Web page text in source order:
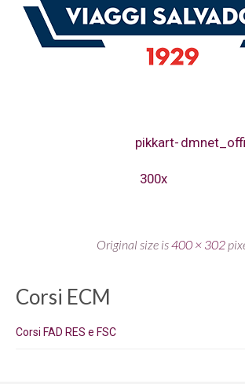
pikkart-
300x
Original size is400 × 302
Corsi ECM
Corsi FAD RES e FSC